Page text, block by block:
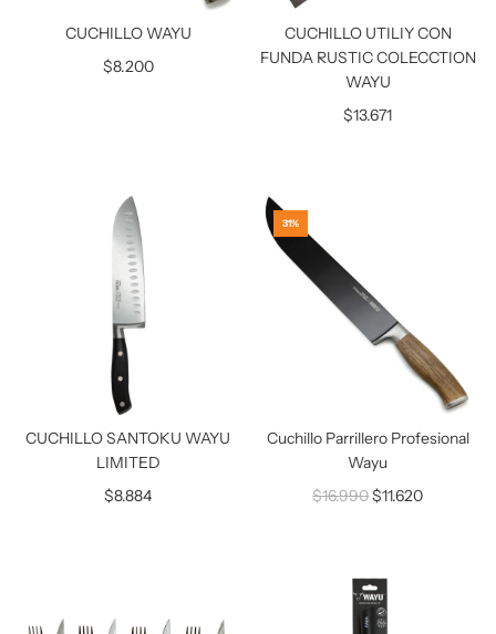
CUCHILLO WAYU
$8.200
CUCHILLO UTILIY CON
FUNDA RUSTIC COLECCTION
WAYU
$13.671
CUCHILLO SANTOKU WAYU
LIMITED
$8.884
31%
Cuchillo Parrillero Profesional
Wayu
P
$16.990$11.620